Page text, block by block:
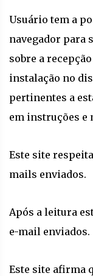
Usuário tem a
navegador para
sobre a
instalação no
pertinentes a
em instruções e
Este site
mails enviados.
Após a leitura
e-mail enviados.
Este site afirma